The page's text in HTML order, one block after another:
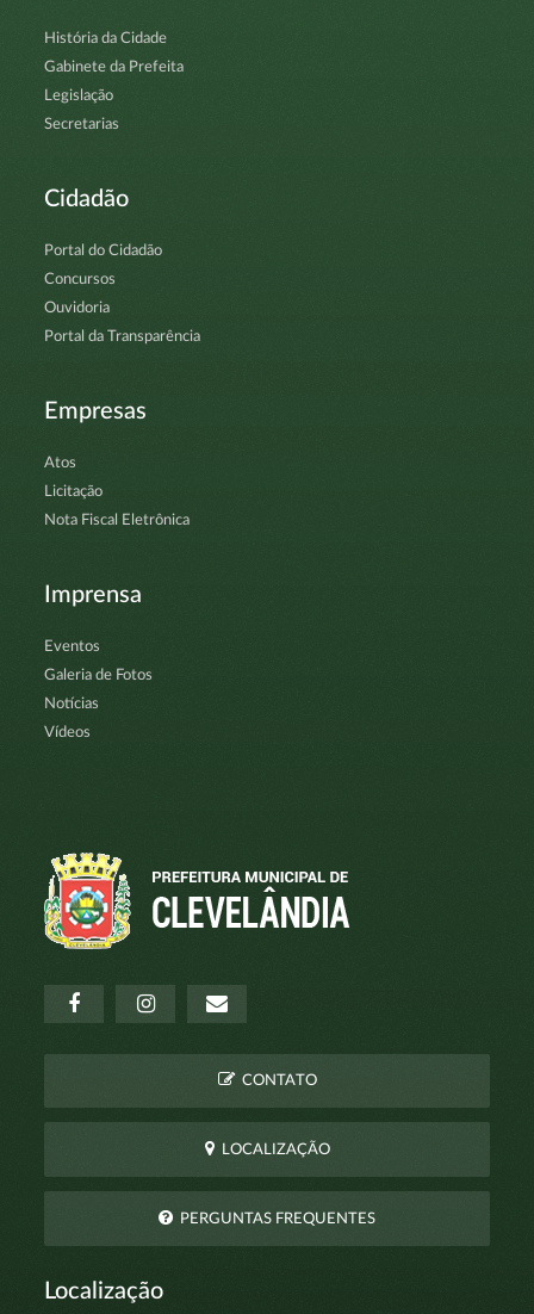
História da Cidade
Gabinete da Prefeita
Legislação
Secretarias
Cidadão
Portal do Cidadão
Concursos
Ouvidoria
Portal da Transparência
Empresas
Atos
Licitação
Nota Fiscal Eletrônica
Imprensa
Eventos
Galeria de Fotos
Notícias
Vídeos
CONTATO
LOCALIZAÇÃO
PERGUNTAS FREQUENTES
Localização